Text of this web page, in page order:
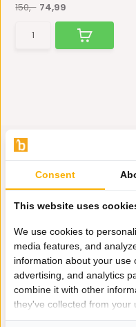
150,- 74,99
Hulp
Wij
0162-
Consent
This website uses
We use cookies to
media features, and
information about your use
advertising, and analytics
combine it with other
they've collected from your